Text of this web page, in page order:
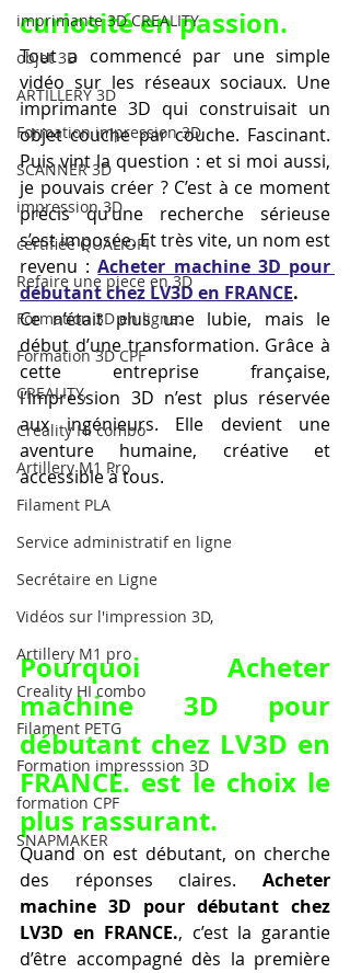
imprimante 3D CREALITY
objet 3D
ARTILLERY 3D
Formation impression 3D
SCANNER 3D
impression 3D
certifiée QUALIOPI
Refaire une piece en 3D
Formation 3D en ligne.
Formation 3D CPF
CREALITY,
Creality Hi combo
Artillery M1 Pro
Filament PLA
Service administratif en ligne
Secrétaire en Ligne
Vidéos sur l'impression 3D,
Artillery M1 pro
Creality HI combo
Filament PETG
Formation impresssion 3D
formation CPF
SNAPMAKER
curiosité en passion.
Tout a commencé par une simple
vidéo sur les réseaux sociaux. Une
imprimante 3D qui construisait un
objet couche par couche. Fascinant.
Puis vint la question : et si moi aussi,
je pouvais créer ? C’est à ce moment
précis qu’une recherche sérieuse
s’est imposée. Et très vite, un nom est
revenu : Acheter machine 3D pour
débutant chez LV3D en FRANCE.
Ce n’était plus une lubie, mais le
début d’une transformation. Grâce à
cette entreprise française,
l’impression 3D n’est plus réservée
aux ingénieurs. Elle devient une
aventure humaine, créative et
accessible à tous.
Pourquoi Acheter
machine 3D pour
débutant chez LV3D en
FRANCE. est le choix le
plus rassurant.
Quand on est débutant, on cherche
des réponses claires. Acheter
machine 3D pour débutant chez
LV3D en FRANCE., c’est la garantie
d’être accompagné dès la première